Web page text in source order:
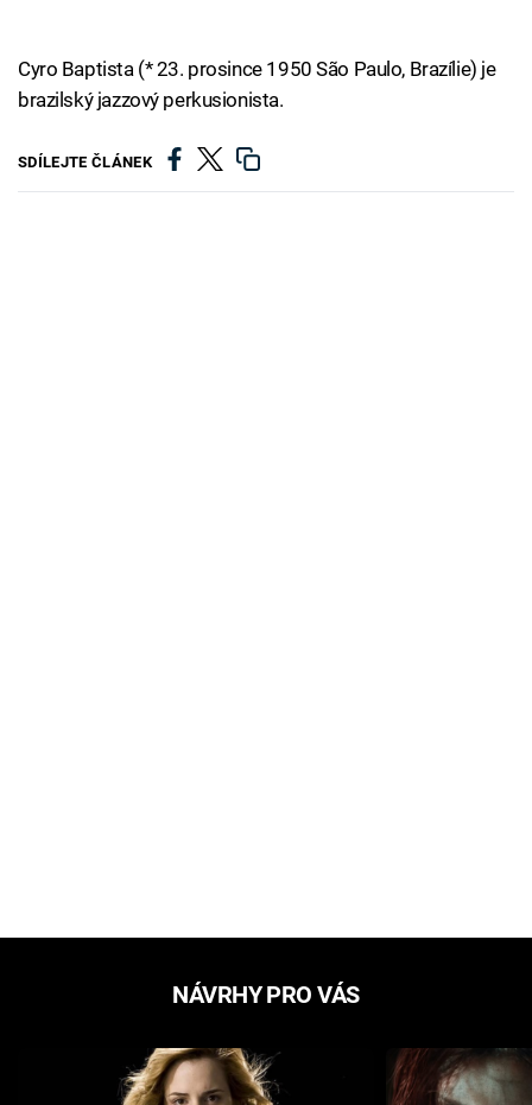
Cyro Baptista (* 23. prosince 1950 São Paulo, Brazílie) je
brazilský jazzový perkusionista.
SDÍLEJTE ČLÁNEK
NÁVRHY PRO VÁS